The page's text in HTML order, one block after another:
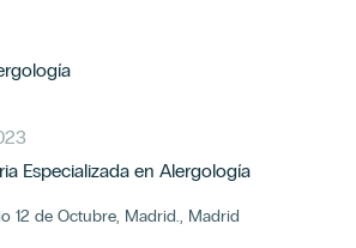
Especializada en Alergología
12 de Octubre, Madrid., Madrid